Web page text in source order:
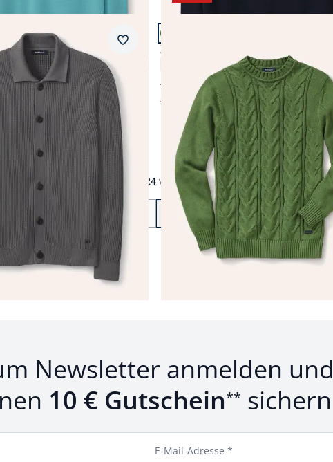
Cardigan
4,7 (3)
Merkzettel
Artikel 23 von 24.
Zopfpullover Woolcot
4,3 (12)
€ 159,00
€ 78,99 (-50%)
24 von
Zurück Weiterzu Seite 2
Newsletter anmelden und
10 € Gutschein** sichern
E-Mail-Adresse *